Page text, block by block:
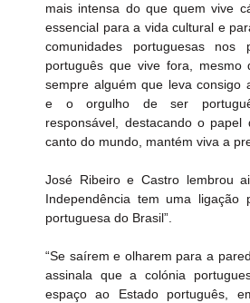
mais intensa do que quem vive
essencial para a vida cultural e
comunidades portuguesas
português que vive fora,
sempre alguém que leva consigo
e o orgulho de ser
responsável, destacando o papel
canto do mundo, mantém viva a
José Ribeiro e Castro lembrou
Independência tem uma ligação
portuguesa do Brasil”.
“Se saírem e olharem para a
assinala que a colónia
espaço ao Estado português,